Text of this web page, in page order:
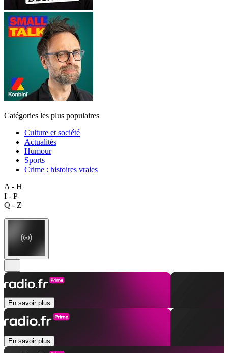
Catégories les plus populaires
Culture et société
Actualités
Humour
Sports
Crime : histoires vraies
A - H
I - P
Q - Z
En savoir plus
En savoir plus